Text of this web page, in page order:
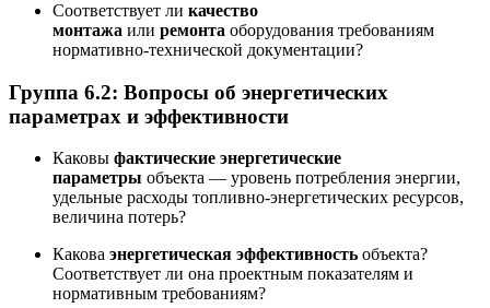
Соответствует ли качество
монтажа или ремонта оборудования требованиям
нормативно-технической документации?
Группа 6.2: Вопросы об энергетических
параметрах и эффективности
Каковы фактические энергетические
параметры объекта — уровень потребления энергии,
удельные расходы топливно-энергетических ресурсов,
величина потерь?
Какова энергетическая эффективность объекта?
Соответствует ли она проектным показателям и
нормативным требованиям?